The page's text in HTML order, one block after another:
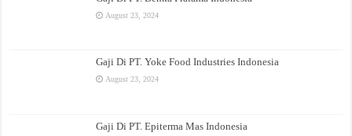
August 23, 2024
Gaji Di PT. Yoke Food Industries Indonesia
August 23, 2024
Gaji Di PT. Epiterma Mas Indonesia